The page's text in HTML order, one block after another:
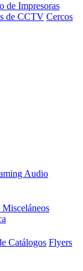
de Impresoras
de CCTV Cercos
Audio
Catálogos Flyers